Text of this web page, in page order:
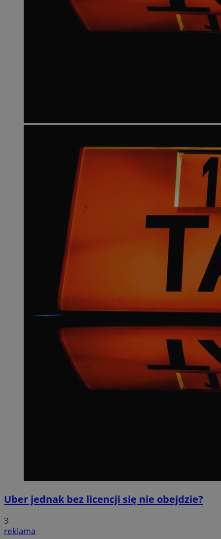
Uber jednak bez licencji się nie obejdzie?
3
reklama